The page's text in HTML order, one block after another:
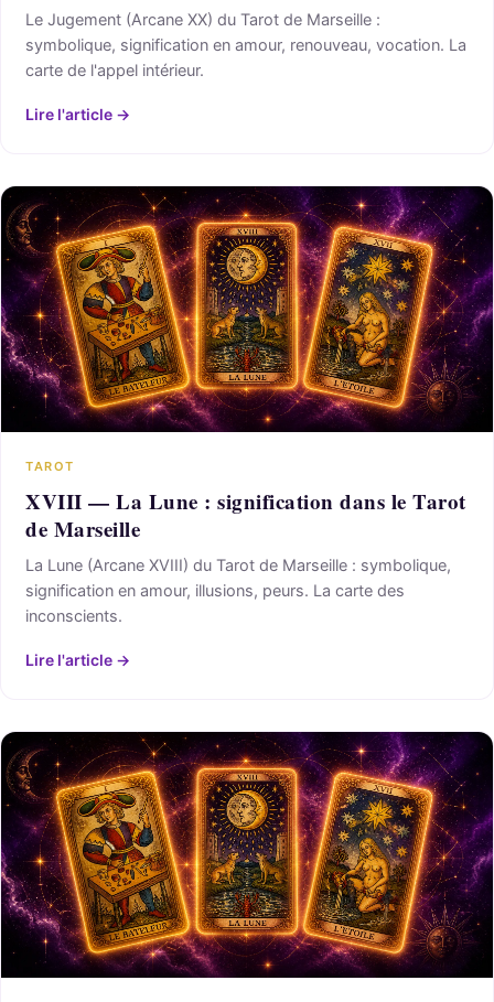
Le Jugement (Arcane XX) du Tarot de Marseille :
symbolique, signification en amour, renouveau, vocation. La
carte de l'appel intérieur.
Lire l'article →
TAROT
XVIII — La Lune : signification dans le Tarot
de Marseille
La Lune (Arcane XVIII) du Tarot de Marseille : symbolique,
signification en amour, illusions, peurs. La carte des
inconscients.
Lire l'article →